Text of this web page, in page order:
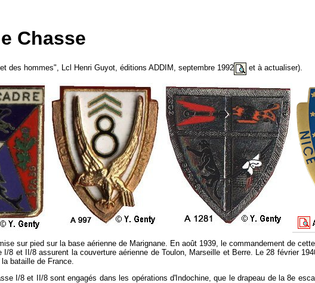
Chasse
des hommes", Lcl Henri Guyot, éditions ADDIM, septembre 1992 et à actualiser).
sur pied sur la base aérienne de Marignane. En août 1939, le commandement de
8 et II/8 assurent la couverture aérienne de Toulon, Marseille et Berre. Le 28 février
bataille de France.
I/8 et II/8 sont engagés dans les opérations d'Indochine, que le drapeau de la 8e